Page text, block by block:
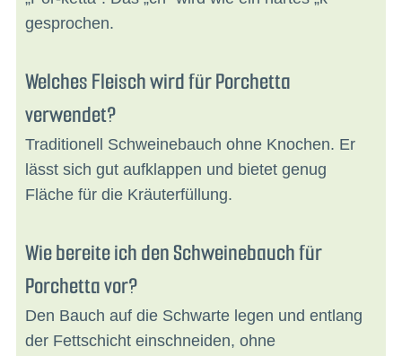
gesprochen.
Welches Fleisch wird für Porchetta
verwendet?
Traditionell Schweinebauch ohne Knochen. Er
lässt sich gut aufklappen und bietet genug
Fläche für die Kräuterfüllung.
Wie bereite ich den Schweinebauch für
Porchetta vor?
Den Bauch auf die Schwarte legen und entlang
der Fettschicht einschneiden, ohne